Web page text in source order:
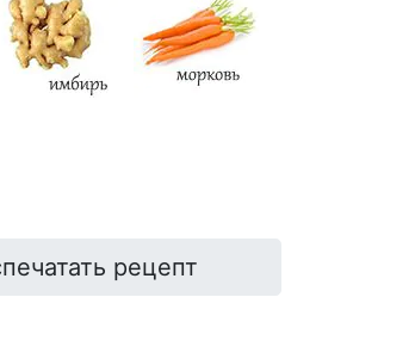
рецепт